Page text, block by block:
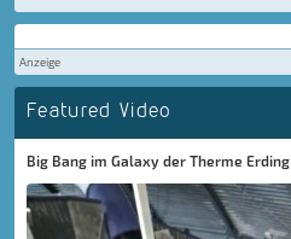
Anzeige
Featured Video
Big Bang im Galaxy der Therme Erding